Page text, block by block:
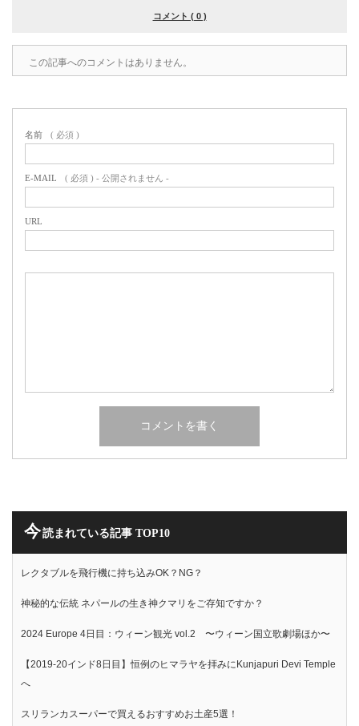
コメント ( 0 )
この記事へのコメントはありません。
名前 ( 必須 )
E-MAIL ( 必須 ) - 公開されません -
URL
今読まれている記事 TOP10
レクタブルを飛行機に持ち込みOK？NG？
神秘的な伝統 ネパールの生き神クマリをご存知ですか？
2024 Europe 4日目：ウィーン観光 vol.2 〜ウィーン国立歌劇場ほか〜
【2019-20インド8日目】恒例のヒマラヤを拝みにKunjapuri Devi Temple
へ
スリランカスーパーで買えるおすすめお土産5選！